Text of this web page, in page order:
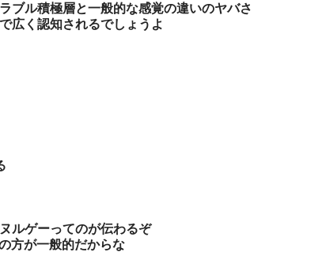
ブル積極層と一般的な感覚の違いのヤバさ
広く認知されるでしょうよ
ルゲーってのが伝わるぞ
方が一般的だからな